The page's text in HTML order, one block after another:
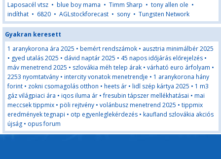
Laposacél vtsz • blue boy mama • Timm Sharp • tony allen ole •
indíthat • 6820 • AGLstockforecast • sony • Tungsten Network
Gyakran keresett
1 aranykorona ára 2025 • bemért rendszámok • ausztria minimálbér 2025
• gyed utalás 2025 • dávid naptár 2025 • 45 napos időjárás előrejelzés •
máv menetrend 2025 • szlovákia méh telep árak • várható euro árfolyam •
2253 nyomtatvány • intercity vonatok menetrendje • 1 aranykorona hány
forint • zokni csomagolás otthon • heets ár • lidl szép kártya 2025 • 1 m3
gáz világpiaci ára • iqos iluma ár •fresubin tápszer mellékhatásai • mai
meccsek tippmix • pöli rejtvény • volánbusz menetrend 2025 • tippmix
eredmények tegnapi • otp egyenleglekérdezés • kaufland szlovákia akciós
újság • opus forum